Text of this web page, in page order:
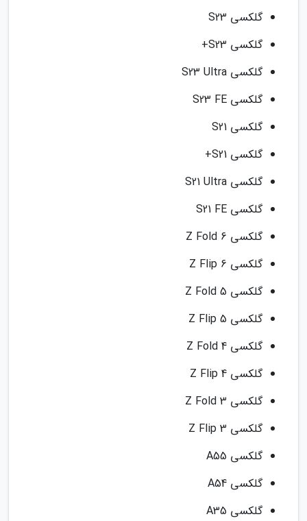
گلکسی S23
گلکسی S23+
گلکسی S23 Ultra
گلکسی S23 FE
گلکسی S21
گلکسی S21+
گلکسی S21 Ultra
گلکسی S21 FE
گلکسی Z Fold 6
گلکسی Z Flip 6
گلکسی Z Fold 5
گلکسی Z Flip 5
گلکسی Z Fold 4
گلکسی Z Flip 4
گلکسی Z Fold 3
گلکسی Z Flip 3
گلکسی A55
گلکسی A54
گلکسی A35